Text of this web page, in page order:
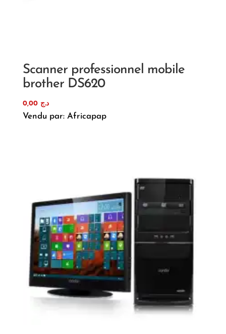
Scanner professionnel mobile
brother DS620
د.ج 0,00
Vendu par: Africapap